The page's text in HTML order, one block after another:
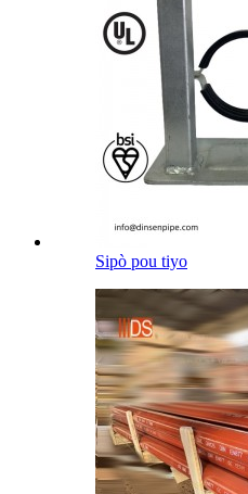
Sipò pou tiyo